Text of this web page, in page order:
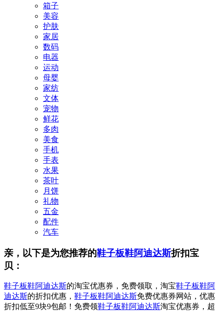
箱子
美容
护肤
家居
数码
电器
运动
母婴
家纺
文体
宠物
鲜花
多肉
美食
手机
手表
水果
茶叶
月饼
礼物
五金
配件
汽车
亲，以下是为您推荐的鞋子板鞋阿迪达斯折扣宝
贝：
鞋子板鞋阿迪达斯的淘宝优惠券，免费领取，淘宝鞋子板鞋阿
迪达斯的折扣优惠， 鞋子板鞋阿迪达斯免费优惠券网站，优惠
折扣低至9块9包邮！免费领鞋子板鞋阿迪达斯淘宝优惠券，超